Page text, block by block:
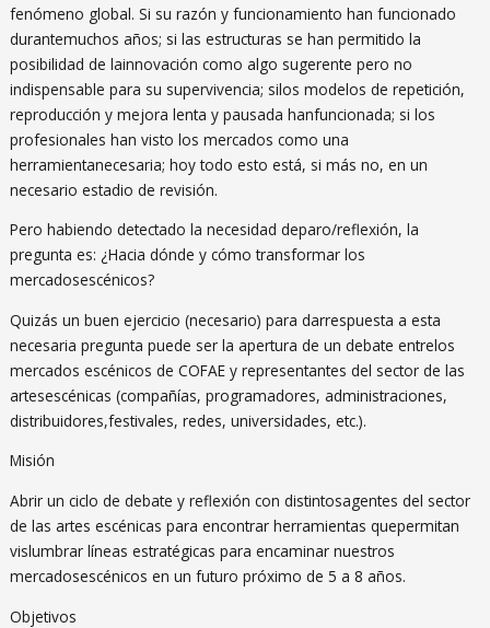
fenómeno global. Si su razón y funcionamiento han funcionado
durantemuchos años; si las estructuras se han permitido la
posibilidad de lainnovación como algo sugerente pero no
indispensable para su supervivencia; silos modelos de repetición,
reproducción y mejora lenta y pausada hanfuncionada; si los
profesionales han visto los mercados como una
herramientanecesaria; hoy todo esto está, si más no, en un
necesario estadio de revisión.
Pero habiendo detectado la necesidad deparo/reflexión, la
pregunta es: ¿Hacia dónde y cómo transformar los
mercadosescénicos?
Quizás un buen ejercicio (necesario) para darrespuesta a esta
necesaria pregunta puede ser la apertura de un debate entrelos
mercados escénicos de COFAE y representantes del sector de las
artesescénicas (compañías, programadores, administraciones,
distribuidores,festivales, redes, universidades, etc.).
Misión
Abrir un ciclo de debate y reflexión con distintosagentes del sector
de las artes escénicas para encontrar herramientas quepermitan
vislumbrar líneas estratégicas para encaminar nuestros
mercadosescénicos en un futuro próximo de 5 a 8 años.
Objetivos